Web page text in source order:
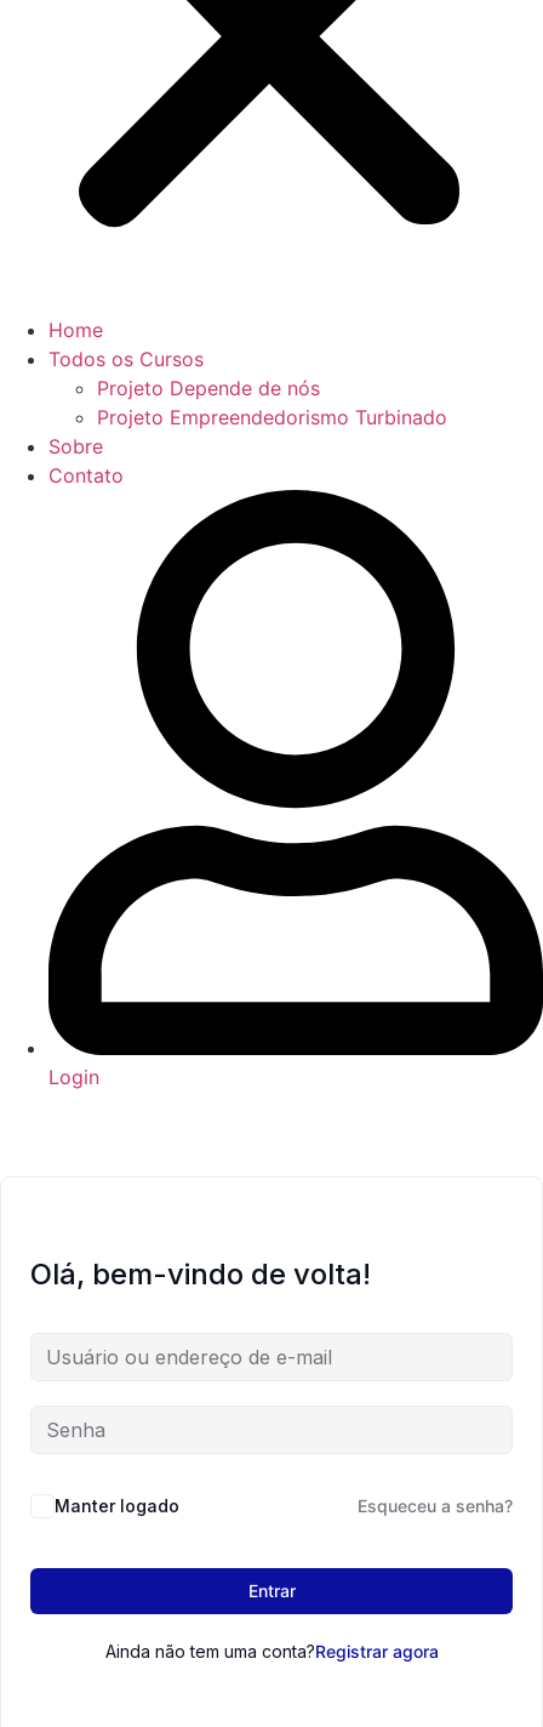
Home
Todos os Cursos
Projeto Depende de nós
Projeto Empreendedorismo Turbinado
Sobre
Contato
Login
Olá, bem-vindo de volta!
Manter logado Esqueceu a senha?
Entrar
Ainda não tem uma conta?Registrar agora